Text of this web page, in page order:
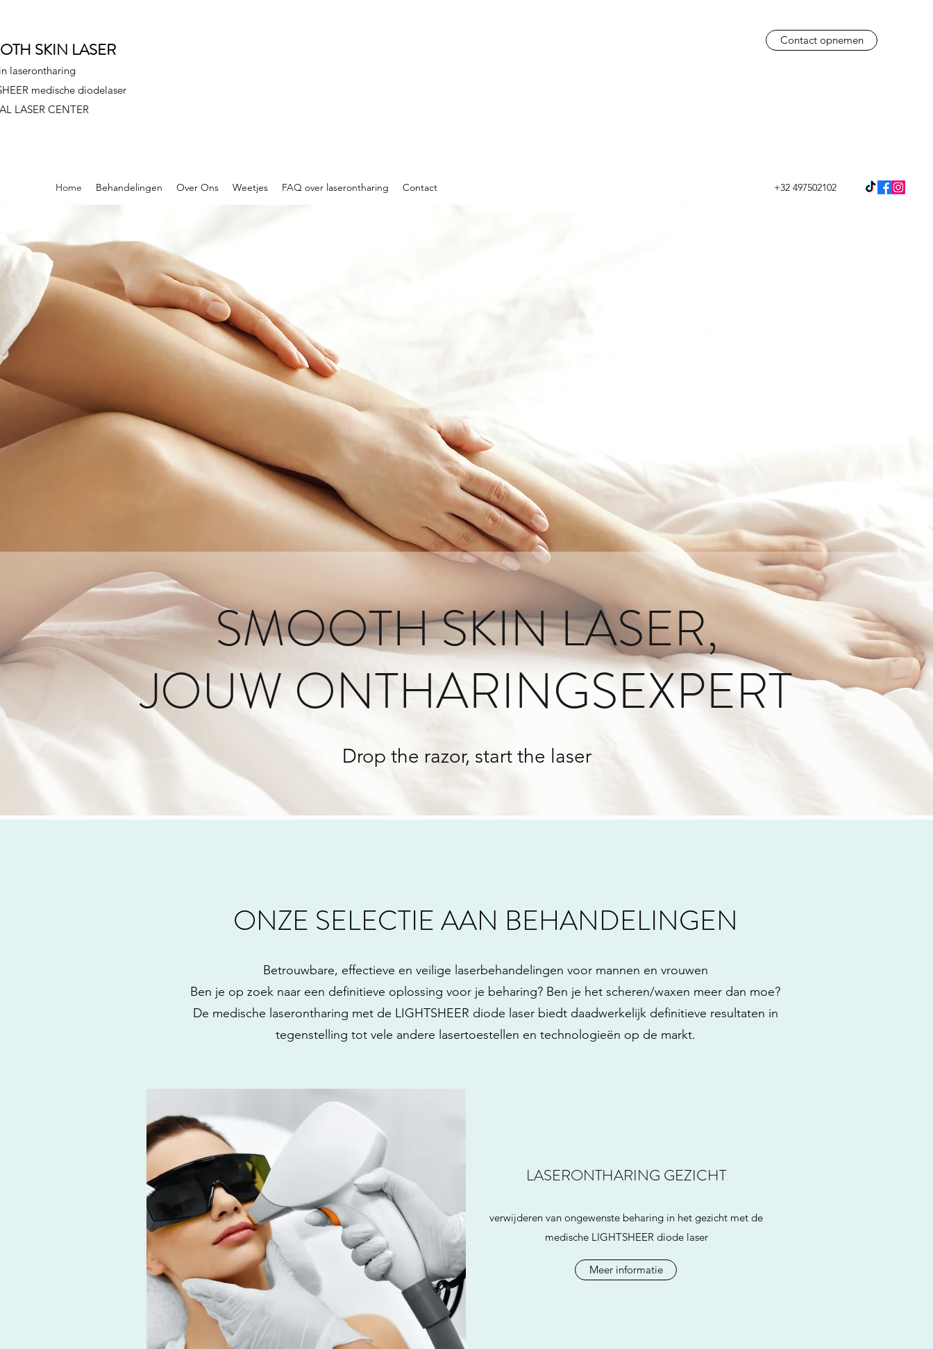
SKIN LASER
laserontharing
medische diodelaser
LASER CENTER
Contact opnemen
Home Behandelingen Over Ons Weetjes FAQ over laserontharing Contact +32 497502102
SMOOTH SKIN LASER,
JOUW ONTHARINGSEXPERT
Drop the razor, start the laser
ONZE SELECTIE AAN BEHANDELINGEN
Betrouwbare, effectieve en veilige laserbehandelingen voor mannen en vrouwen
Ben je op zoek naar een definitieve oplossing voor je beharing? Ben je het scheren/waxen meer dan moe?
De medische laserontharing met de LIGHTSHEER diode laser biedt daadwerkelijk definitieve resultaten in
tegenstelling tot vele andere lasertoestellen en technologieën op de markt.
LASERONTHARING GEZICHT
verwijderen van ongewenste beharing in het gezicht met de
medische LIGHTSHEER diode laser
Meer informatie